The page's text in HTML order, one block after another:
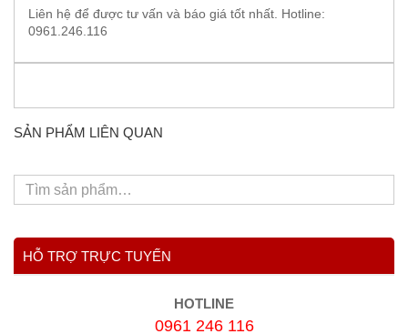
Liên hệ để được tư vấn và báo giá tốt nhất. Hotline:
0961.246.116
SẢN PHẨM LIÊN QUAN
HỖ TRỢ TRỰC TUYẾN
HOTLINE
0961 246 116